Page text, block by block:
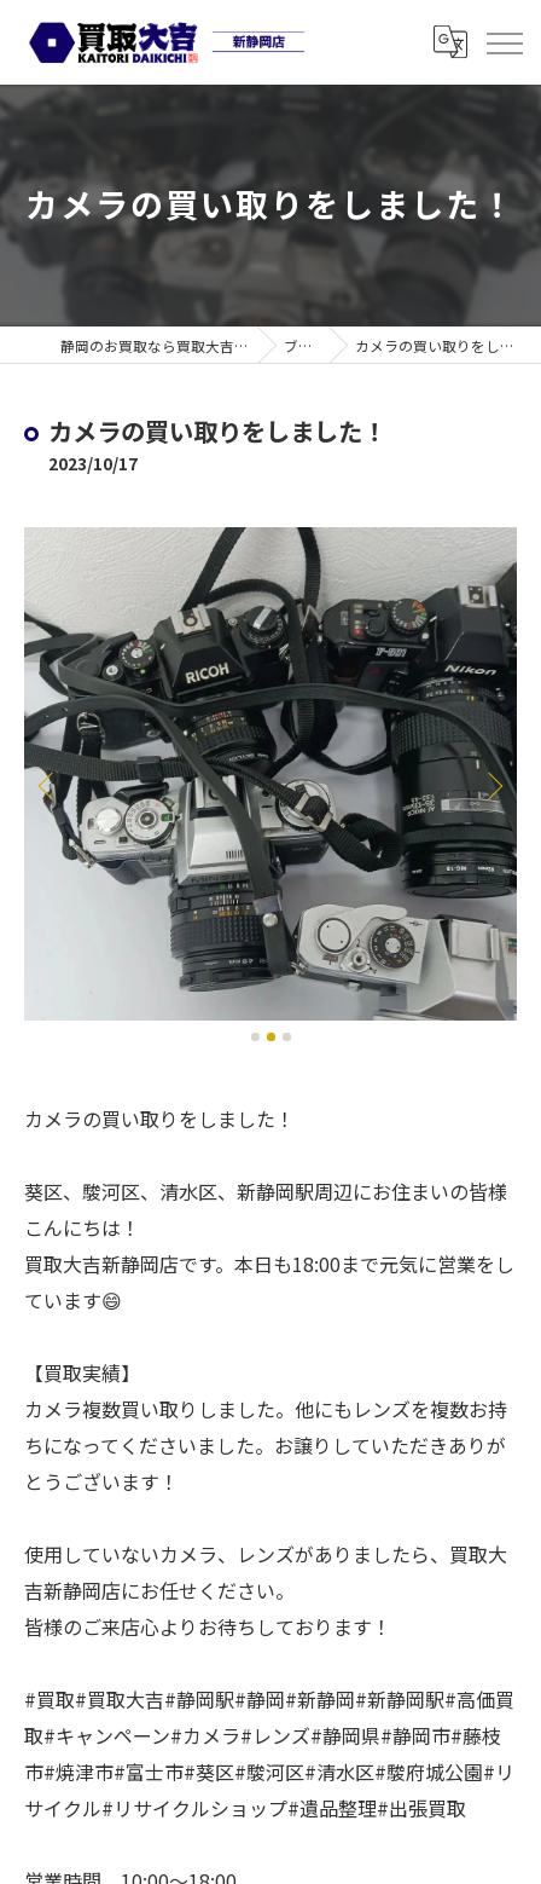
カメラの買い取りをしました！
静岡のお買取なら買取大吉 新静岡店 ブログ カメラの買い取りをしました！
カメラの買い取りをしました！
2023/10/17
カメラの買い取りをしました！
葵区、駿河区、清水区、新静岡駅周辺にお住まいの皆様
こんにちは！
買取大吉新静岡店です。本日も18:00まで元気に営業をし
ています😄
【買取実績】
カメラ複数買い取りしました。他にもレンズを複数お持
ちになってくださいました。お譲りしていただきありが
とうございます！
使用していないカメラ、レンズがありましたら、買取大
吉新静岡店にお任せください。
皆様のご来店心よりお待ちしております！
#買取#買取大吉#静岡駅#静岡#新静岡#新静岡駅#高価買
取#キャンペーン#カメラ#レンズ#静岡県#静岡市#藤枝
市#焼津市#富士市#葵区#駿河区#清水区#駿府城公園#リ
サイクル#リサイクルショップ#遺品整理#出張買取